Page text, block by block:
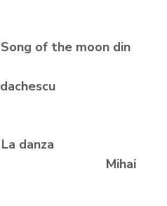
of the moon din
– La danza